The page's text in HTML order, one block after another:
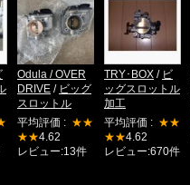
Odula / OVER
DRIVE / ビッグ
スロットル
平均評価 : ★★
★★4.62
レビュー:13件
TRY･BOX / ビ
ッグスロットル
加工
平均評価 : ★★
★★4.62
レビュー:670件